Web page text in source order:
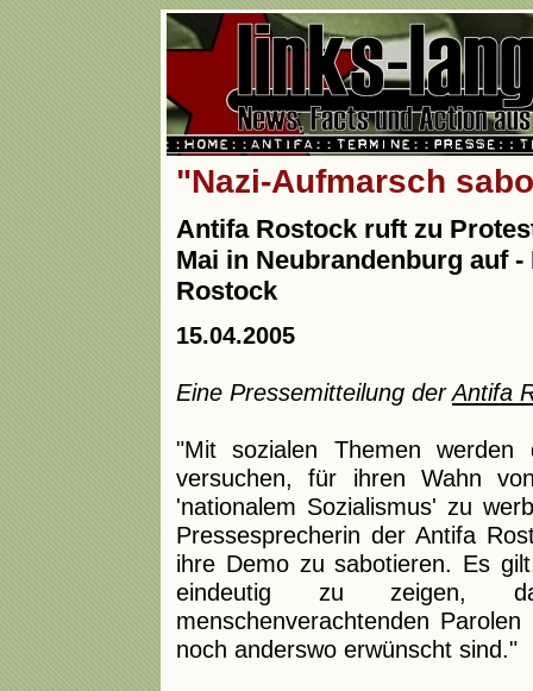
"Nazi-Aufmarsch
Antifa Rostock ruft zu
Mai in Neubrandenburg auf
Rostock
15.04.2005
Eine Pressemitteilung derAntifa
"Mit sozialen Themen
versuchen, für ihren Wahn
'nationalem Sozialismus' zu
Pressesprecherin der Antifa
ihre Demo zu sabotieren. Es
eindeutig zu zeigen,
menschenverachtenden
noch anderswo erwünscht sind."